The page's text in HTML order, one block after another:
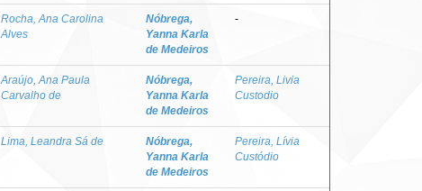
Rocha, Ana Carolina
Alves
Nóbrega,
Yanna Karla
de Medeiros
-
Araújo, Ana Paula
Carvalho de
Nóbrega,
Yanna Karla
de Medeiros
Pereira, Livia
Custodio
Lima, Leandra Sá de
Nóbrega,
Yanna Karla
de Medeiros
Pereira, Lívia
Custódio